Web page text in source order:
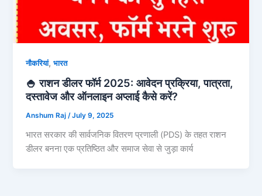
नौकरियां,भारत
🍚 राशन डीलर फॉर्म 2025: आवेदन प्रक्रिया, पात्रता,
दस्तावेज और ऑनलाइन अप्लाई कैसे करें?
Anshum Raj/July 9, 2025
भारत सरकार की सार्वजनिक वितरण प्रणाली (PDS) के तहत राशन
डीलर बनना एक प्रतिष्ठित और समाज सेवा से जुड़ा कार्य